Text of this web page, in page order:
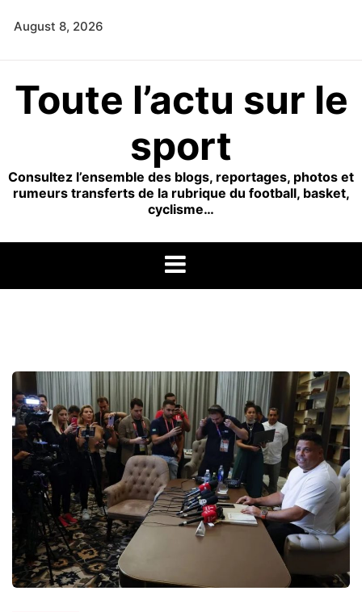
August 8, 2026
Toute l’actu sur le
sport
Consultez l’ensemble des blogs, reportages, photos et
rumeurs transferts de la rubrique du football, basket,
cyclisme…